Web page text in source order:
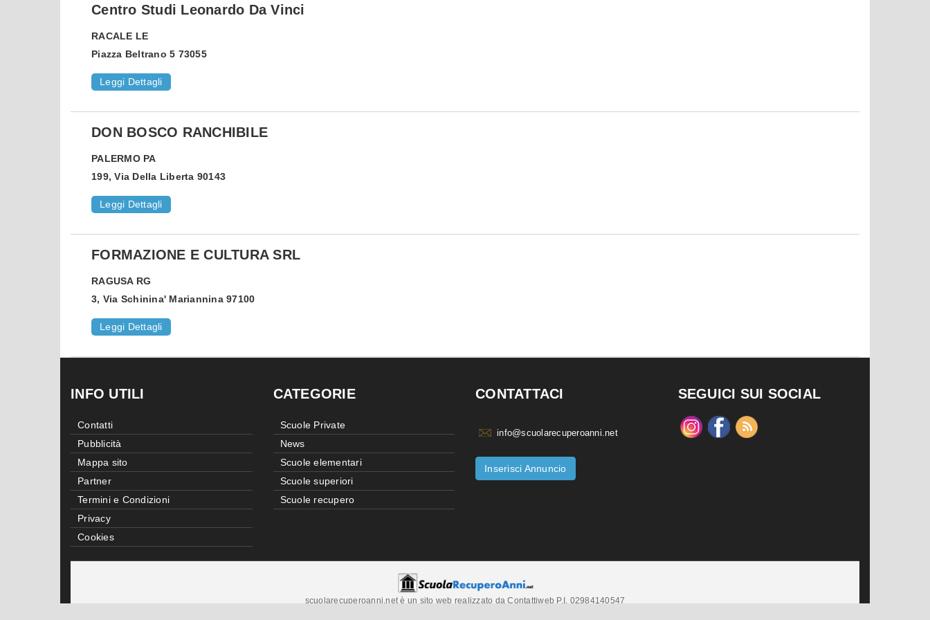
Centro Studi Leonardo Da Vinci
RACALE LE
Piazza Beltrano 5 73055
Leggi Dettagli
DON BOSCO RANCHIBILE
PALERMO PA
199, Via Della Liberta 90143
Leggi Dettagli
FORMAZIONE E CULTURA SRL
RAGUSA RG
3, Via Schinina' Mariannina 97100
Leggi Dettagli
INFO UTILI
Contatti
Pubblicità
Mappa sito
Partner
Termini e Condizioni
Privacy
Cookies
CATEGORIE
Scuole Private
News
Scuole elementari
Scuole superiori
Scuole recupero
CONTATTACI
info@scuolarecuperoanni.net
Inserisci Annuncio
SEGUICI SUI SOCIAL
scuolarecuperoanni.net è un sito web realizzato da Contattiweb P.I. 02984140547